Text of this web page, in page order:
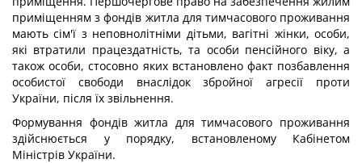
приміщенням з фондів житла для тимчасового проживання
мають сім'ї з неповнолітніми дітьми, вагітні жінки, особи,
які втратили працездатність, та особи пенсійного віку, а
також особи, стосовно яких встановлено факт позбавлення
особистої свободи внаслідок збройної агресії проти
України, після їх звільнення.
Формування фондів житла для тимчасового проживання
здійснюється у порядку, встановленому Кабінетом
Міністрів України.